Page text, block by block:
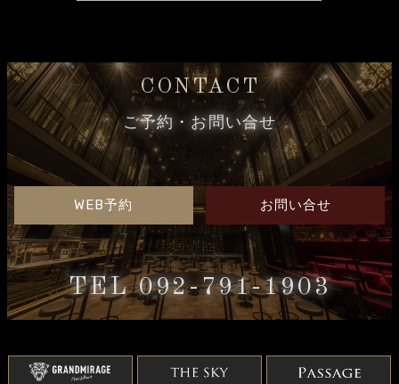
CONTACT
ご予約・お問い合せ
WEB予約 お問い合せ
TEL 092-791-1903